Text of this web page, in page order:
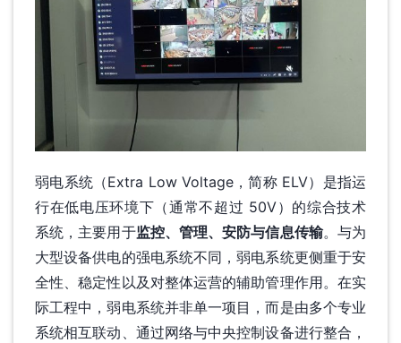
弱电系统（Extra Low Voltage，简称 ELV）是指运
行在低电压环境下（通常不超过 50V）的综合技术
系统，主要用于监控、管理、安防与信息传输。与为
大型设备供电的强电系统不同，弱电系统更侧重于安
全性、稳定性以及对整体运营的辅助管理作用。在实
际工程中，弱电系统并非单一项目，而是由多个专业
系统相互联动、通过网络与中央控制设备进行整合，